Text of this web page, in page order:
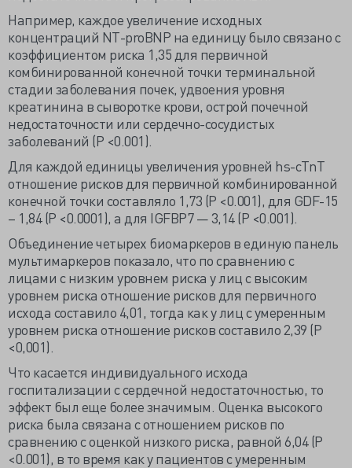
Например, каждое увеличение исходных
концентраций NT-proBNP на единицу было связано с
коэффициентом риска 1,35 для первичной
комбинированной конечной точки терминальной
стадии заболевания почек, удвоения уровня
креатинина в сыворотке крови, острой почечной
недостаточности или сердечно-сосудистых
заболеваний (Р <0.001).
Для каждой единицы увеличения уровней hs-cTnT
отношение рисков для первичной комбинированной
конечной точки составляло 1,73 (P <0.001), для GDF-15
– 1,84 (P <0.0001), а для IGFBP7 — 3,14 (P <0.001).
Объединение четырех биомаркеров в единую панель
мультимаркеров показало, что по сравнению с
лицами с низким уровнем риска у лиц с высоким
уровнем риска отношение рисков для первичного
исхода составило 4,01, тогда как у лиц с умеренным
уровнем риска отношение рисков составило 2,39 (Р
<0,001).
Что касается индивидуального исхода
госпитализации с сердечной недостаточностью, то
эффект был еще более значимым. Оценка высокого
риска была связана с отношением рисков по
сравнению с оценкой низкого риска, равной 6,04 (Р
<0.001), в то время как у пациентов с умеренным